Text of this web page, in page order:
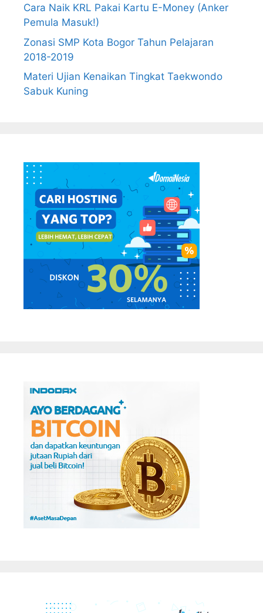
Cara Naik KRL Pakai Kartu E-Money (Anker
Pemula Masuk!)
Zonasi SMP Kota Bogor Tahun Pelajaran
2018-2019
Materi Ujian Kenaikan Tingkat Taekwondo
Sabuk Kuning